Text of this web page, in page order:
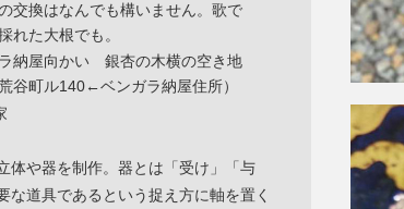
交換はなんでも構いません。歌で
れた大根でも。
納屋向かい 銀杏の木横の空き地
谷町ル140←ベンガラ納屋住所）
体や器を制作。器とは「受け」「与
な道具であるという捉え方に軸を置く